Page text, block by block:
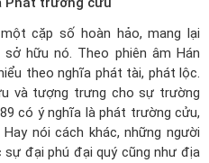
cặp số hoàn hảo, mang lại
hữu nó. Theo phiên âm Hán
theo nghĩa phát tài, phát lộc.
và tượng trưng cho sự trường
có ý nghĩa là phát trường cửu,
nói cách khác, những người
đại phú đại quý cũng như địa